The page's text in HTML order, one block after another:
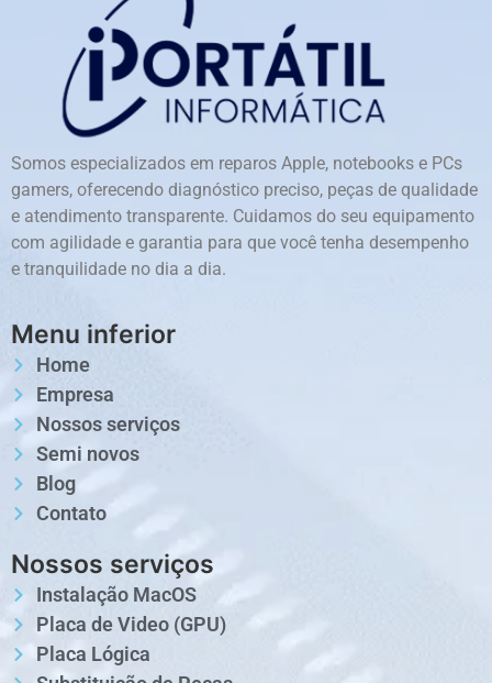
Somos especializados em reparos Apple, notebooks e PCs
gamers, oferecendo diagnóstico preciso, peças de qualidade
e atendimento transparente. Cuidamos do seu equipamento
com agilidade e garantia para que você tenha desempenho
e tranquilidade no dia a dia.
Menu inferior
Home
Empresa
Nossos serviços
Semi novos
Blog
Contato
Nossos serviços
Instalação MacOS
Placa de Video (GPU)
Placa Lógica